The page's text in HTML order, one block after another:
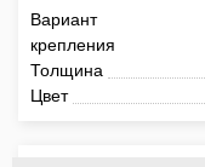
Вариант
крепления
Толщина
Цвет